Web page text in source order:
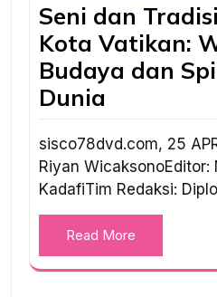
Seni dan
Kota Vatikan:
Budaya dan
Dunia
sisco78dvd.com, 25
Riyan WicaksonoEditor:
KadafiTim Redaksi:
Read More